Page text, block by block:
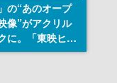
の“あのオープ
像”がアクリル
に。「東映ヒス
グッズコレクシ